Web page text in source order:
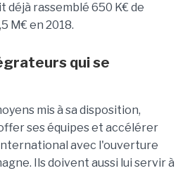
déjà rassemblé 650 K€ de
M€ en 2018.
qui se
mis à sa disposition,
ses équipes et accélérer
avec l'ouverture
Ils doivent aussi lui servir à